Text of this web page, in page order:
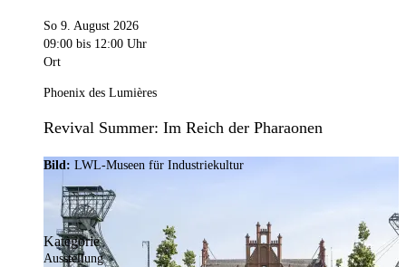
So 9. August 2026
09:00 bis 12:00 Uhr
Ort
Phoenix des Lumières
Revival Summer: Im Reich der Pharaonen
Bild: LWL-Museen für Industriekultur
Kategorie
Ausstellung